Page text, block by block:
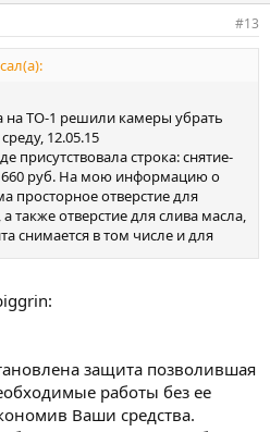
#13
на ТО-1 решили камеры убрать
12.05.15
присутствовала строка: снятие-
660 руб. На мою информацию о
просторное отверстие для
также отверстие для слива масла,
снимается в том числе и для
снизу на предмет утечек
но проверять... Наблюдая за
секунды до последней, не
на оплату убрали. Как,
впоследствии...:lol:
следственной связи, но
право на существование...
защита позволившая
работы без ее
Ваши средства.